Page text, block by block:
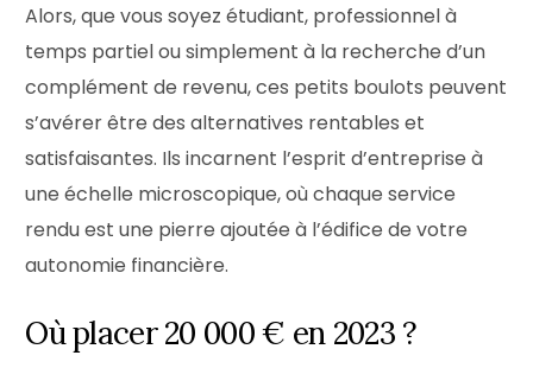
Alors, que vous soyez étudiant, professionnel à
temps partiel ou simplement à la recherche d’un
complément de revenu, ces petits boulots peuvent
s’avérer être des alternatives rentables et
satisfaisantes. Ils incarnent l’esprit d’entreprise à
une échelle microscopique, où chaque service
rendu est une pierre ajoutée à l’édifice de votre
autonomie financière.
Où placer 20 000 € en 2023 ?